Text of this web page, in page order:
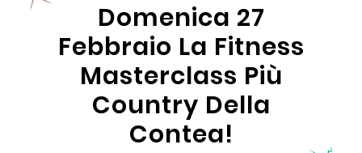
Domenica 27
Febbraio La Fitness
Masterclass Più
Country Della
Contea!